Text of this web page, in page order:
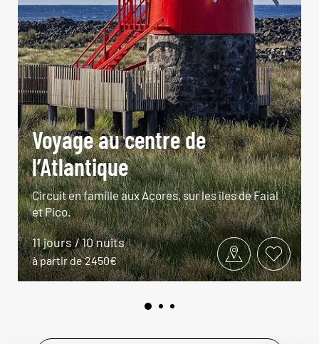
Voyage au centre de
l’Atlantique
Circuit en famille aux Açores, sur les îles de Faial
et Pico.
11 jours / 10 nuits
à partir de 2450€